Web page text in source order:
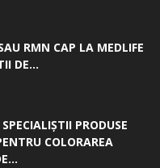
RMN CAP LA MEDLIFE
DE...
PRODUSE
COLORAREA